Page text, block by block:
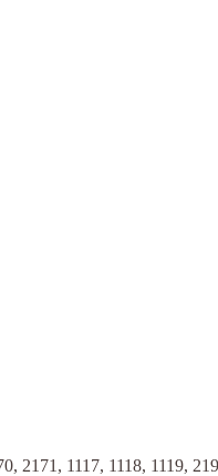
2171, 1117, 1118, 1119,